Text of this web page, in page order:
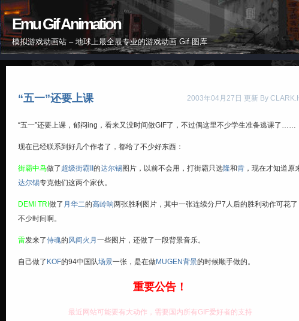
Emu Gif Animation
模拟游戏动画站 – 地球上最全最专业的游戏动画 Gif 图库
2003年04月27日 更新 By
“五一”还要上课
“五一”还要上课，郁闷ing，看来又没时间做GIF了，不过偶这里不少学生准备逃课了……
现在已经联系到好几个作者了，都给了不少好东西：
街霸中鸟做了 超级街霸II的达尔锡图片，以前不会用，打街霸只选隆和肯 ，现在才知道原
达尔锡专克他们这两个家伙。
DEMI TRI做了 月华二的高岭响两张胜利图片，其中一张连续分尸7人后的胜利动作可花了
不少时间啊。
雷发来了侍魂的风间火月一些图片，还做了一段背景音乐。
自己做了 KOF的94中国队场景一张，是在做MUGEN背景的时候顺手做的。
重要公告！
最近网站可能要有大动作，需要国内所有GIF爱好者的支持